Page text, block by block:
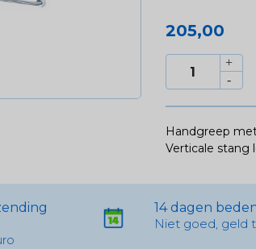
205,00
Handgreep
Verticale stang
14 dagen
Niet goed, geld